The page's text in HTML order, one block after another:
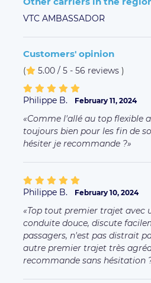
VTC AMBASSADOR
Customers' opinion
( 5.00 / 5 - 56 reviews )
Philippe B. February 11, 2024
Comme l'allé au top flexible
toujours bien pour les fin de
hésiter je recommande ?
Philippe B. February 10, 2024
Top tout premier trajet avec
conduite douce, discute
passagers, n'est pas distrait
autre premier trajet très
recommande sans hésitation